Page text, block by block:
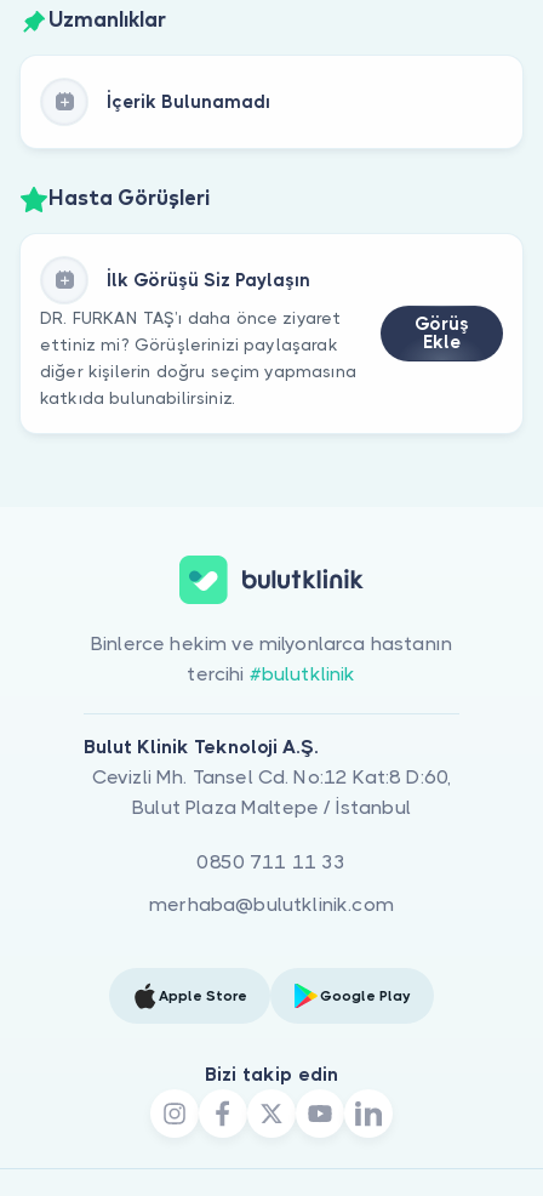
Uzmanlıklar
İçerik Bulunamadı
Hasta Görüşleri
İlk Görüşü Siz Paylaşın
DR. FURKAN TAŞ’ı daha önce ziyaret
ettiniz mi? Görüşlerinizi paylaşarak
diğer kişilerin doğru seçim yapmasına
katkıda bulunabilirsiniz.
Görüş
Ekle
Binlerce hekim ve milyonlarca hastanın
tercihi #bulutklinik
Bulut Klinik Teknoloji A.Ş.
Cevizli Mh. Tansel Cd. No:12 Kat:8 D:60,
Bulut Plaza Maltepe / İstanbul
0850 711 11 33
merhaba@bulutklinik.com
Apple Store Google Play
Bizi takip edin